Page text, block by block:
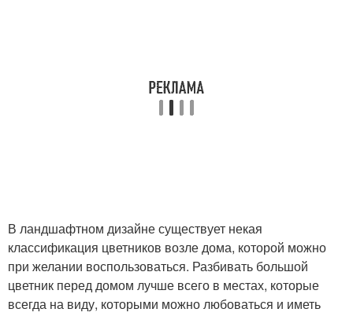
В ландшафтном дизайне существует некая
классификация цветников возле дома, которой можно
при желании воспользоваться. Разбивать большой
цветник перед домом лучше всего в местах, которые
всегда на виду, которыми можно любоваться и иметь